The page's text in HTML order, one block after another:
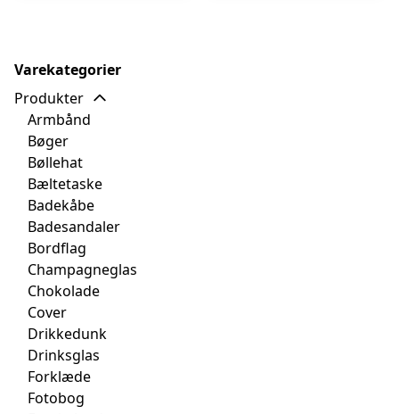
Varekategorier
Produkter
Armbånd
Bøger
Bøllehat
Bæltetaske
Badekåbe
Badesandaler
Bordflag
Champagneglas
Chokolade
Cover
Drikkedunk
Drinksglas
Forklæde
Fotobog